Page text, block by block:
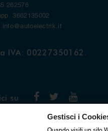
262576
3662135002
info@autoelectrik.it
IVA: 00227350162.
su
Gestisci i